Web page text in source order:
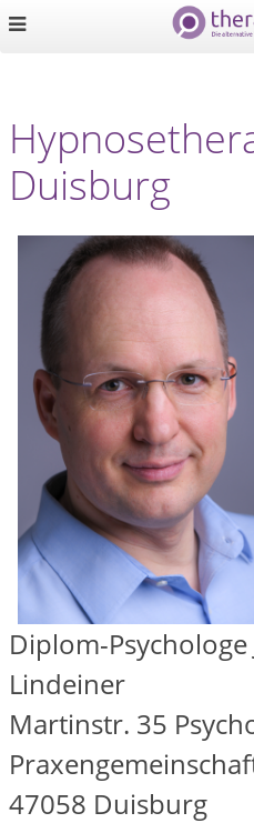
Duisburg
Diplom-Psychologe
Lindeiner
Martinstr. 35
47058 Duisburg